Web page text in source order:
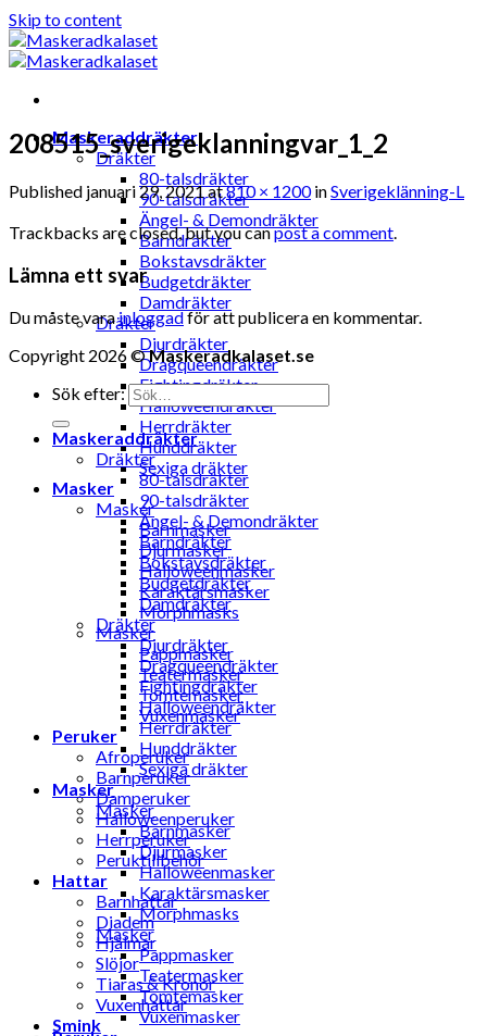
Skip to content
Maskeraddräkter
Dräkter
80-talsdräkter
90-talsdräkter
Ängel- & Demondräkter
Barndräkter
Bokstavsdräkter
Budgetdräkter
Damdräkter
Dräkter
Djurdräkter
Dragqueendräkter
Fightingdräkter
Halloweendräkter
Herrdräkter
Hunddräkter
Sexiga dräkter
Masker
Masker
Barnmasker
Djurmasker
Halloweenmasker
Karaktärsmasker
Morphmasks
Masker
Pappmasker
Teatermasker
Tomtemasker
Vuxenmasker
Peruker
Afroperuker
Barnperuker
Damperuker
Halloweenperuker
Herrperuker
Peruktillbehör
Hattar
Barnhattar
Diadem
Hjälmar
Slöjor
Tiaras & Kronor
Vuxenhattar
Smink
208515_sverigeklanningvar_1_2
Published januari 29, 2021at810 × 1200inSverigeklänning-L
Trackbacks are closed, but you canpost a comment.
Lämna ett svar
Du måste varainloggadför att publicera en kommentar.
Copyright 2026 ©Maskeradkalaset.se
Sök efter:
Maskeraddräkter
Dräkter
80-talsdräkter
90-talsdräkter
Ängel- & Demondräkter
Barndräkter
Bokstavsdräkter
Budgetdräkter
Damdräkter
Dräkter
Djurdräkter
Dragqueendräkter
Fightingdräkter
Halloweendräkter
Herrdräkter
Hunddräkter
Sexiga dräkter
Masker
Masker
Barnmasker
Djurmasker
Halloweenmasker
Karaktärsmasker
Morphmasks
Masker
Pappmasker
Teatermasker
Tomtemasker
Vuxenmasker